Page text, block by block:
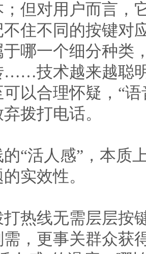
但对用户而言，
不住不同的按键对
哪一个细分种类
……技术越来越聪
以合理怀疑，“
拨打电话。
的“活人感”，本质
实效性。
热线无需层层按
，更事关群众获